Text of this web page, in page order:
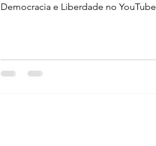
Democracia e Liberdade no YouTube